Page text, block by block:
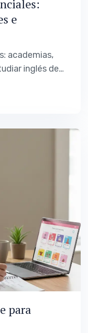
e
academias,
inglés de
y efectiva.
el
y la
para